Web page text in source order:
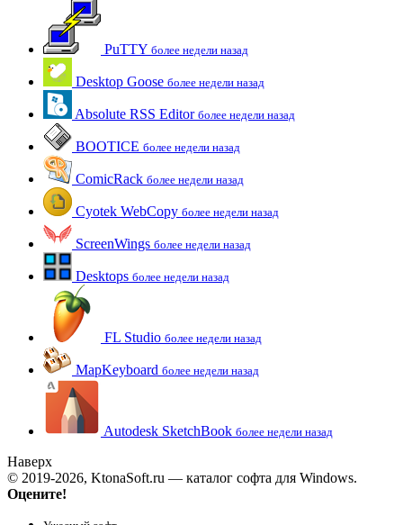
PuTTY более недели назад
Desktop Goose более недели назад
Absolute RSS Editor более недели назад
BOOTICE более недели назад
ComicRack более недели назад
Cyotek WebCopy более недели назад
ScreenWings более недели назад
Desktops более недели назад
FL Studio более недели назад
MapKeyboard более недели назад
Autodesk SketchBook более недели назад
Наверх
© 2019-2026, KtonaSoft.ru — каталог софта для Windows.
Оцените!